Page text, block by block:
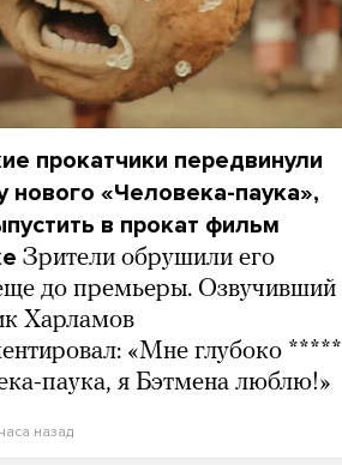
прокатчики передвинули
нового «Человека-паука»,
в прокат фильм
Зрители обрушили его
до премьеры. Озвучивший
Харламов
«Мне глубоко *****
паука, я Бэтмена люблю!»
назад